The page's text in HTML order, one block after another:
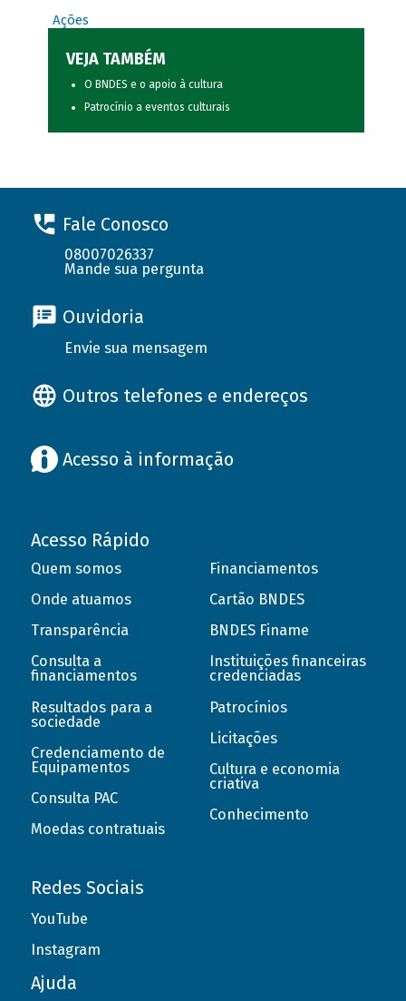
Ações
VEJA TAMBÉM
O BNDES e o apoio à cultura
Patrocínio a eventos culturais
Fale Conosco
08007026337
Mande sua pergunta
Ouvidoria
Envie sua mensagem
Outros telefones e endereços
Acesso à informação
Acesso Rápido
Quem somos
Onde atuamos
Transparência
Consulta a
financiamentos
Resultados para a
sociedade
Credenciamento de
Equipamentos
Consulta PAC
Moedas contratuais
Financiamentos
Cartão BNDES
BNDES Finame
Instituições financeiras
credenciadas
Patrocínios
Licitações
Cultura e economia
criativa
Conhecimento
Redes Sociais
YouTube
Instagram
Ajuda